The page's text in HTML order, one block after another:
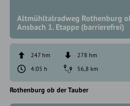
Altmühltalradweg Rothenburg
Ansbach 1. Etappe (barrierefrei)
247 hm
278 hm
4:05 h
56,8 km
Rothenburg ob der Tauber